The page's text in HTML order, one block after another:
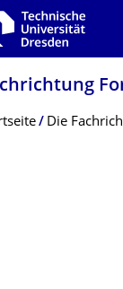
Menü
Die